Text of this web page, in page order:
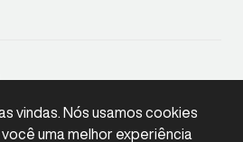
vindas. Nós usamos cookies
uma melhor experiência
© 2026 Creditas. Todos os